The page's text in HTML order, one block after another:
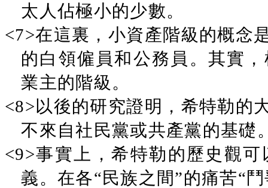
太人佔極小的少數。
<7>在這裏，小資產階級的概念
的白領僱員和公務員。其實
業主的階級。
<8>以後的研究證明，希特勒的
不來自社民黨或共產黨的基礎
<9>事實上，希特勒的歷史觀
義。在各“民族之間”的痛苦“